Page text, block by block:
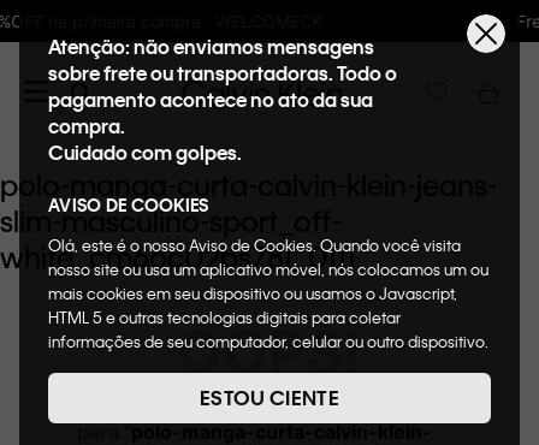
WELCOMECK Frete GRÁTIS nas
Atenção: não enviamos mensagens
sobre frete ou transportadoras. Todo o
pagamento acontece no ato da sua
compra.
Cuidado com golpes.
AVISO DE COOKIES
Olá, este é o nosso Aviso de Cookies. Quando você visita
nosso site ou usa um aplicativo móvel, nós colocamos um ou
mais cookies em seu dispositivo ou usamos o Javascript,
HTML 5 e outras tecnologias digitais para coletar
informações de seu computador, celular ou outro dispositivo.
de cookies, informaremos quais cookies usaremos e quais
suas funções. A forma como processamos os dados
ESTOU CIENTE
polo-manga-curta-calvin-klein-jeans-
slim-masculino-sport_off-
white_cm6oc02ps781_0111
OOPS!
Não encontramos nenhum resultado